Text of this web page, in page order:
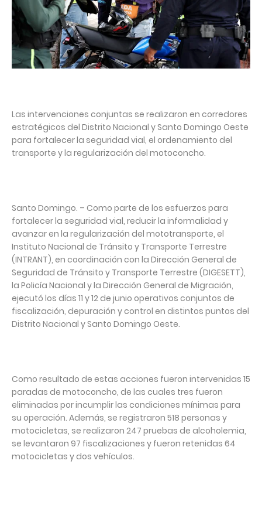
Las intervenciones conjuntas se realizaron en corredores
estratégicos del Distrito Nacional y Santo Domingo Oeste
para fortalecer la seguridad vial, el ordenamiento del
transporte y la regularización del motoconcho.
Santo Domingo. – Como parte de los esfuerzos para
fortalecer la seguridad vial, reducir la informalidad y
avanzar en la regularización del mototransporte, el
Instituto Nacional de Tránsito y Transporte Terrestre
(INTRANT), en coordinación con la Dirección General de
Seguridad de Tránsito y Transporte Terrestre (DIGESETT),
la Policía Nacional y la Dirección General de Migración,
ejecutó los días 11 y 12 de junio operativos conjuntos de
fiscalización, depuración y control en distintos puntos del
Distrito Nacional y Santo Domingo Oeste.
Como resultado de estas acciones fueron intervenidas 15
paradas de motoconcho, de las cuales tres fueron
eliminadas por incumplir las condiciones mínimas para
su operación. Además, se registraron 518 personas y
motocicletas, se realizaron 247 pruebas de alcoholemia,
se levantaron 97 fiscalizaciones y fueron retenidas 64
motocicletas y dos vehículos.